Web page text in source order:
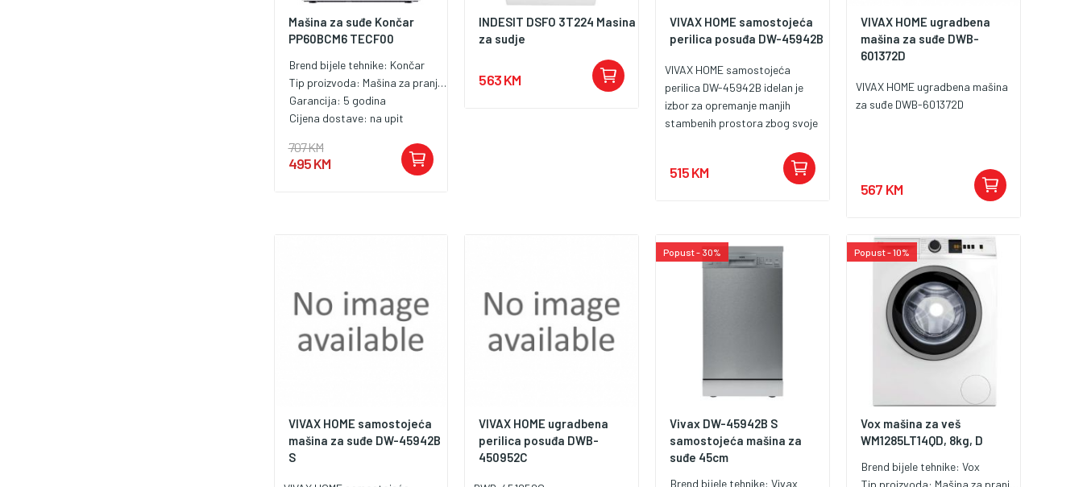
Mašina za suđe Končar
PP60BCM6 TECF00
Brend bijele tehnike: Končar
Tip proizvoda: Mašina za pranje posuđa od 60 cm
Garancija: 5 godina
Cijena dostave: na upit
707 KM
495 KM
INDESIT DSFO 3T224 Masina
za sudje
563 KM
VIVAX HOME samostojeća
perilica posuđa DW-45942B
VIVAX HOME samostojeća
perilica DW-45942B idelan je
izbor za opremanje manjih
stambenih prostora zbog svoje
uređaja, može oprati 9 seta
posuđa na 2 nivoa košara. Brzo
515 KM
VIVAX HOME ugradbena
mašina za suđe DWB-
601372D
VIVAX HOME ugradbena mašina
za suđe DWB-601372D
567 KM
VIVAX HOME samostojeća
mašina za suđe DW-45942B
S
VIVAX HOME ugradbena
perilica posuđa DWB-
450952C
Popust - 30%
Vivax DW-45942B S
samostojeća mašina za
suđe 45cm
Brend bijele tehnike:Vivax
Popust - 10%
Vox mašina za veš
WM1285LT14QD, 8kg, D
Brend bijele tehnike:Vox